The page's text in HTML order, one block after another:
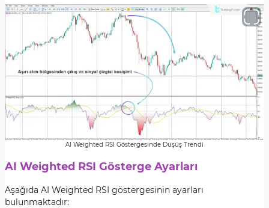
AI Weighted RSI Göstergesinde Düşüş Trendi
AI Weighted RSI Gösterge Ayarları
Aşağıda AI Weighted RSI göstergesinin ayarları
bulunmaktadır: